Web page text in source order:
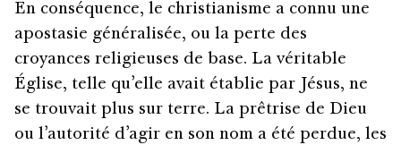
En conséquence, le christianisme a connu une
apostasie généralisée, ou la perte des
croyances religieuses de base. La véritable
Église, telle qu’elle avait établie par Jésus, ne
se trouvait plus sur terre. La prêtrise de Dieu
ou l’autorité d’agir en son nom a été perdue, les